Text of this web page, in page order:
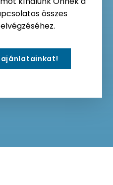
összes
ajánlatainkat!